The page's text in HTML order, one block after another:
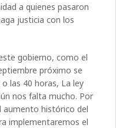
a quienes pasaron
justicia con los
gobierno, como el
próximo se
las 40 horas, La ley
nos falta mucho. Por
aumento histórico del
implementaremos el